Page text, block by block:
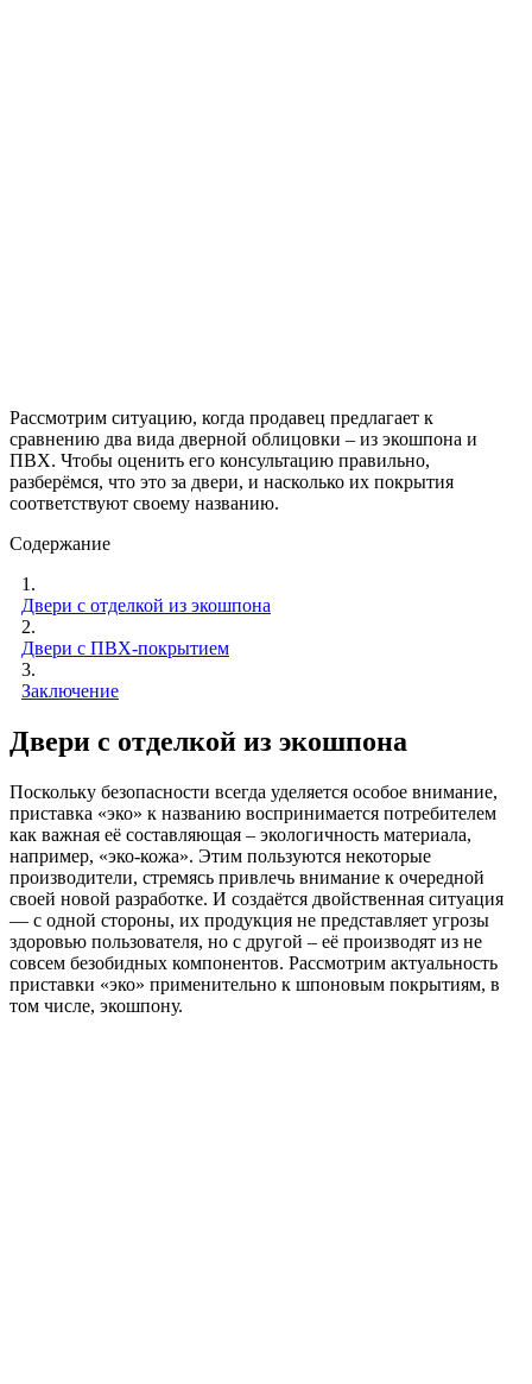
Рассмотрим ситуацию, когда продавец предлагает к
сравнению два вида дверной облицовки – из экошпона и
ПВХ. Чтобы оценить его консультацию правильно,
разберёмся, что это за двери, и насколько их покрытия
соответствуют своему названию.
Содержание
1.
Двери с отделкой из экошпона
2.
Двери с ПВХ-покрытием
3.
Заключение
Двери с отделкой из экошпона
Поскольку безопасности всегда уделяется особое внимание,
приставка «эко» к названию воспринимается потребителем
как важная её составляющая – экологичность материала,
например, «эко-кожа». Этим пользуются некоторые
производители, стремясь привлечь внимание к очередной
своей новой разработке. И создаётся двойственная ситуация
— с одной стороны, их продукция не представляет угрозы
здоровью пользователя, но с другой – её производят из не
совсем безобидных компонентов. Рассмотрим актуальность
приставки «эко» применительно к шпоновым покрытиям, в
том числе, экошпону.